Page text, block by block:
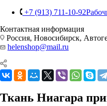
+7 (913) 711-10-92
Контактная информация
Россия, Новосибирск,
helenshop@mail.ru
Ткань Ниагара